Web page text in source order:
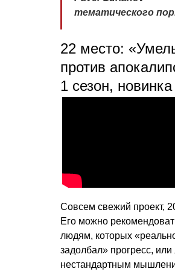
тематического
22 место:
против
1 сезон, новинка
Совсем свежий проект,
Его можно
людям, которых
задолбал» прогресс,
нестандартным